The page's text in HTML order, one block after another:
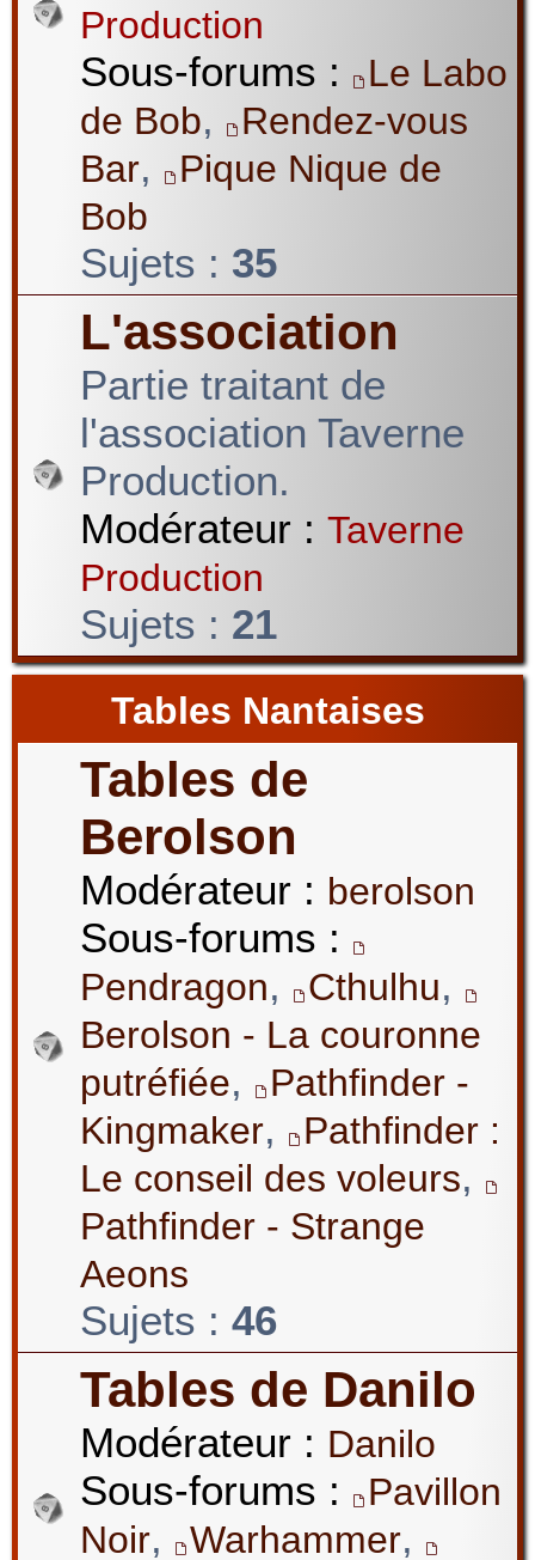
Production
Sous-forums :
Le Labo
de Bob,
Rendez-vous
Bar,
Pique Nique de
Bob
Sujets : 35
L'association
Partie traitant de
l'association Taverne
Production.
Modérateur : Taverne
Production
Sujets : 21
Tables Nantaises
Tables de
Berolson
Modérateur : berolson
Sous-forums :
Pendragon, Cthulhu,
Berolson - La couronne
putréfiée,
Pathfinder -
Kingmaker,
Pathfinder :
Le conseil des voleurs,
Pathfinder - Strange
Aeons
Sujets : 46
Tables de Danilo
Modérateur : Danilo
Sous-forums :
Pavillon
Noir, Warhammer,